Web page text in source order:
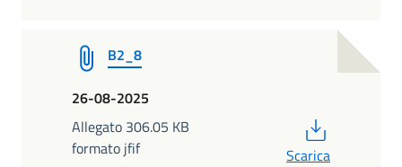
B2_8
26-08-2025
Allegato 306.05 KB
formato jfif
Scarica